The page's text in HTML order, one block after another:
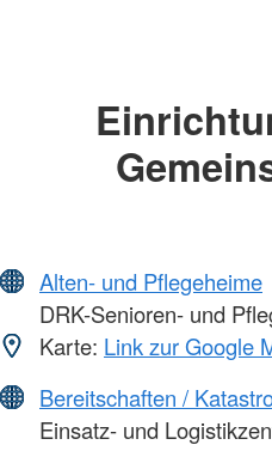
Alten- und Pflegeheime
DRK-Senioren- und
Karte: Link zur Google
Bereitschaften /
Einsatz- und